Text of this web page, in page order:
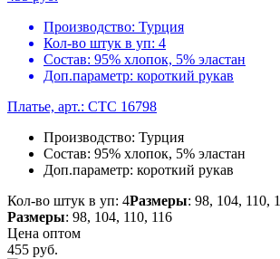
Производство: Турция
Кол-во штук в уп: 4
Состав: 95% хлопок, 5% эластан
Доп.параметр: короткий рукав
Платье, арт.: CTC 16798
Производство: Турция
Состав: 95% хлопок, 5% эластан
Доп.параметр: короткий рукав
Кол-во штук в уп: 4Размеры: 98, 104, 110,
Размеры: 98, 104, 110, 116
Цена оптом
455 руб.